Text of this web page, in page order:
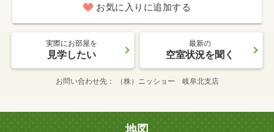
お気に入りに追加する
実際にお部屋を
見学したい
最新の
空室状況を聞く
お問い合わせ先 （株）ニッショー 岐阜北支店